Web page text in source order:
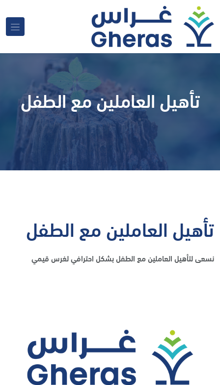
تأهيل العاملين مع الطفل
تأهيل العاملين مع الطفل
نسعى لتأهيل العاملين مع الطفل بشكل احترافي لغرس قيمي